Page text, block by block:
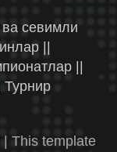
ва севимли
||
||
| This template